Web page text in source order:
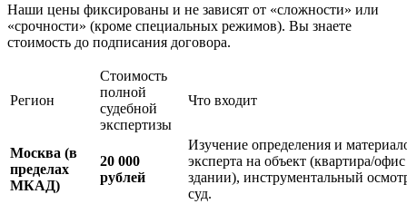
Наши цены фиксированы и не зависят от «сложности» или
«срочности» (кроме специальных режимов). Вы знаете
стоимость до подписания договора.
Регион
Стоимость
полной
судебной
экспертизы
Что входит
Москва (в
пределах
МКАД)
20 000
рублей
Изучение определения и
эксперта на объект (квартира/
здании), инструментальный
суд.